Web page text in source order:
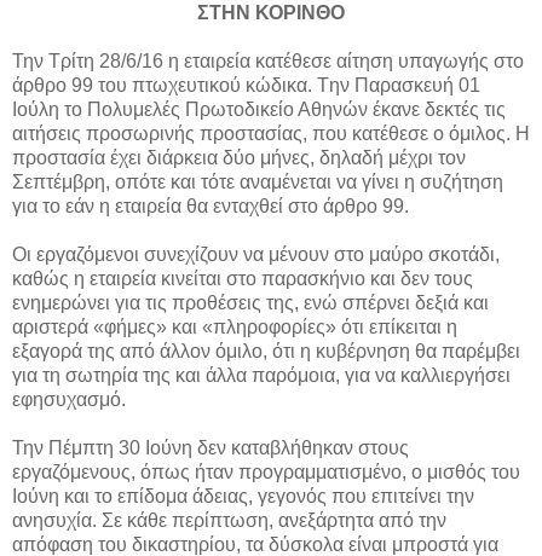
ΣΤΗΝ ΚΟΡΙΝΘΟ
Την Τρίτη 28/6/16 η εταιρεία κατέθεσε αίτηση υπαγωγής στο
άρθρο 99 του πτωχευτικού κώδικα. Tην Παρασκευή 01
Ιούλη το Πολυμελές Πρωτοδικείο Αθηνών έκανε δεκτές τις
αιτήσεις προσωρινής προστασίας, που κατέθεσε ο όμιλος. Η
προστασία έχει διάρκεια δύο μήνες, δηλαδή μέχρι τον
Σεπτέμβρη, οπότε και τότε αναμένεται να γίνει η συζήτηση
για το εάν η εταιρεία θα ενταχθεί στο άρθρο 99.
Οι εργαζόμενοι συνεχίζουν να μένουν στο μαύρο σκοτάδι,
καθώς η εταιρεία κινείται στο παρασκήνιο και δεν τους
ενημερώνει για τις προθέσεις της, ενώ σπέρνει δεξιά και
αριστερά «φήμες» και «πληροφορίες» ότι επίκειται η
εξαγορά της από άλλον όμιλο, ότι η κυβέρνηση θα παρέμβει
για τη σωτηρία της και άλλα παρόμοια, για να καλλιεργήσει
εφησυχασμό.
Την Πέμπτη 30 Ιούνη δεν καταβλήθηκαν στους
εργαζόμενους, όπως ήταν προγραμματισμένο, ο μισθός του
Ιούνη και το επίδομα άδειας, γεγονός που επιτείνει την
ανησυχία. Σε κάθε περίπτωση, ανεξάρτητα από την
απόφαση του δικαστηρίου, τα δύσκολα είναι μπροστά για